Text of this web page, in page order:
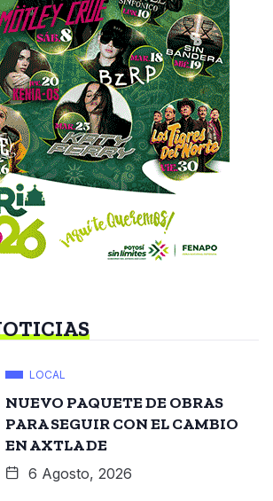
LOCAL
NUEVO PAQUETE DE OBRAS
PARA SEGUIR CON EL CAMBIO
EN AXTLA DE
6 Agosto, 2026